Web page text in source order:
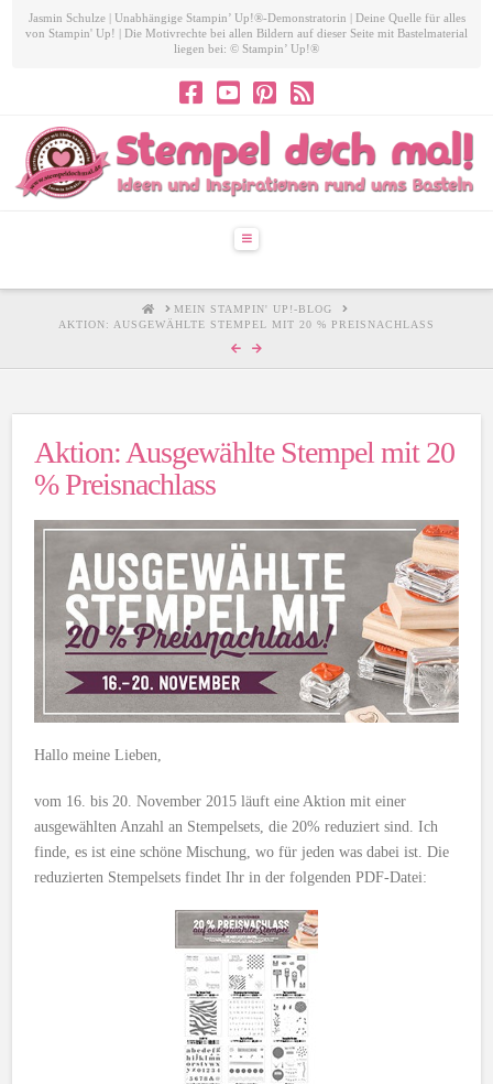
Jasmin Schulze | Unabhängige Stampin’ Up!®-Demonstratorin | Deine Quelle für alles
von Stampin' Up! | Die Motivrechte bei allen Bildern auf dieser Seite mit Bastelmaterial
liegen bei: © Stampin’ Up!®
Navigation
HOMEMEIN STAMPIN' UP!-BLOG
AKTION: AUSGEWÄHLTE STEMPEL MIT 20 % PREISNACHLASS
Aktion: Ausgewählte Stempel mit 20
% Preisnachlass
Hallo meine Lieben,
vom 16. bis 20. November 2015 läuft eine Aktion mit einer
ausgewählten Anzahl an Stempelsets, die 20% reduziert sind. Ich
finde, es ist eine schöne Mischung, wo für jeden was dabei ist. Die
reduzierten Stempelsets findet Ihr in der folgenden PDF-Datei: